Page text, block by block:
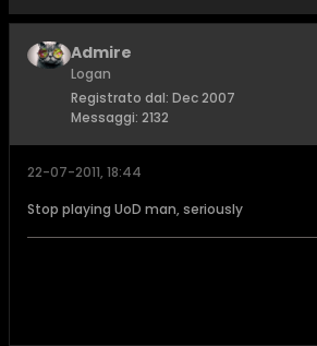
Admire
Logan
Registrato dal: Dec 2007
Messaggi: 2132
22-07-2011, 18:44
Stop playing UoD man, seriously